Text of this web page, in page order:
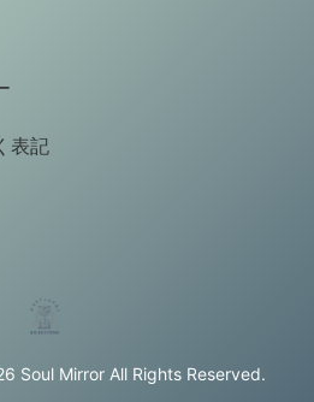
表記
Soul Mirror All Rights Reserved.